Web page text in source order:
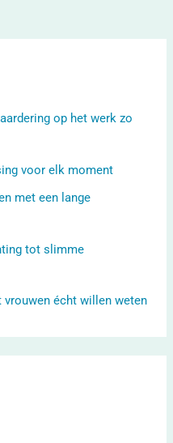
op het werk zo
voor elk moment
met een lange
tot slimme
vrouwen écht willen weten